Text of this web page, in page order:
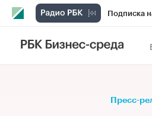
Подписка
Телеканал
Пресс-